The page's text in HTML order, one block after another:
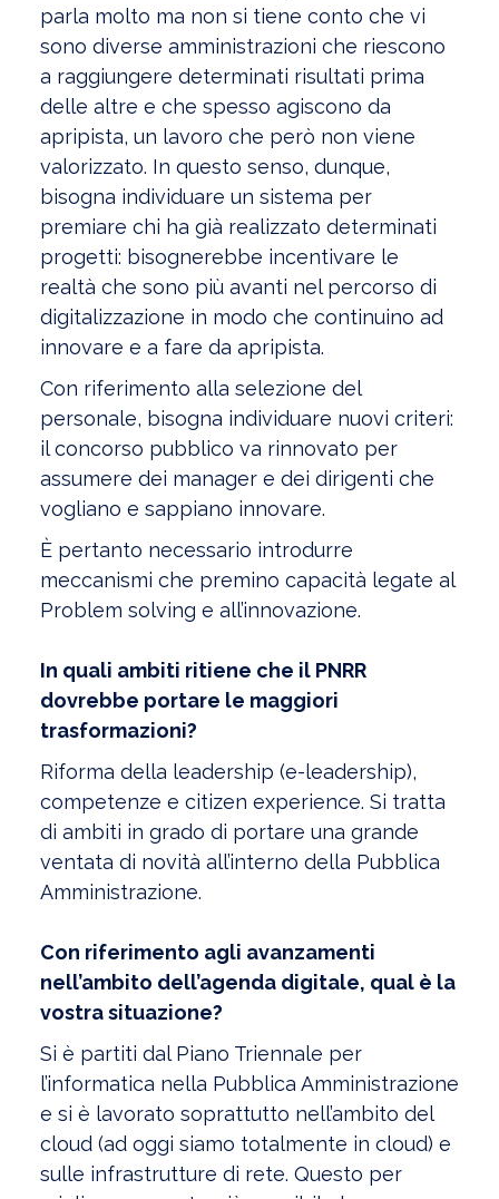
parla molto ma non si tiene conto che vi
sono diverse amministrazioni che riescono
a raggiungere determinati risultati prima
delle altre e che spesso agiscono da
apripista, un lavoro che però non viene
valorizzato. In questo senso, dunque,
bisogna individuare un sistema per
premiare chi ha già realizzato determinati
progetti: bisognerebbe incentivare le
realtà che sono più avanti nel percorso di
digitalizzazione in modo che continuino ad
innovare e a fare da apripista.
Con riferimento alla selezione del
personale, bisogna individuare nuovi criteri:
il concorso pubblico va rinnovato per
assumere dei manager e dei dirigenti che
vogliano e sappiano innovare.
È pertanto necessario introdurre
meccanismi che premino capacità legate al
Problem solving e all’innovazione.
In quali ambiti ritiene che il PNRR
dovrebbe portare le maggiori
trasformazioni?
Riforma della leadership (e-leadership),
competenze e citizen experience. Si tratta
di ambiti in grado di portare una grande
ventata di novità all’interno della Pubblica
Amministrazione.
Con riferimento agli avanzamenti
nell’ambito dell’agenda digitale, qual è la
vostra situazione?
Si è partiti dal Piano Triennale per
l’informatica nella Pubblica Amministrazione
e si è lavorato soprattutto nell’ambito del
cloud (ad oggi siamo totalmente in cloud) e
sulle infrastrutture di rete. Questo per